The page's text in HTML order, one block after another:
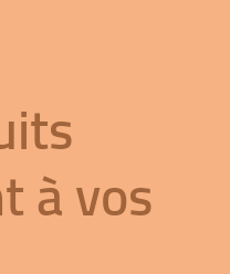
à vos